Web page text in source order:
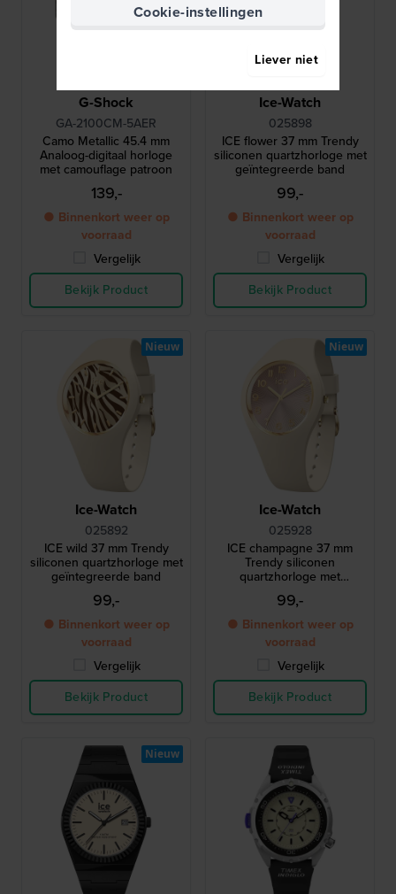
G-Shock
GA-2100CM-5AER
Camo Metallic 45.4 mm
Analoog-digitaal horloge
met camouflage patroon
139,-
● Binnenkort weer op
voorraad
Vergelijk
Bekijk Product
Ice-Watch
025898
ICE flower 37 mm Trendy
siliconen quartzhorloge met
geïntegreerde band
99,-
● Binnenkort weer op
voorraad
Vergelijk
Bekijk Product
Ice-Watch
025892
ICE wild 37 mm Trendy
siliconen quartzhorloge met
geïntegreerde band
99,-
● Binnenkort weer op
voorraad
Vergelijk
Bekijk Product
Nieuw
Ice-Watch
025928
ICE champagne 37 mm
Trendy siliconen
quartzhorloge met
geïntegreerde band
99,-
● Binnenkort weer op
voorraad
Vergelijk
Bekijk Product
Nieuw
Nieuw
Cookie-instellingen
Liever niet